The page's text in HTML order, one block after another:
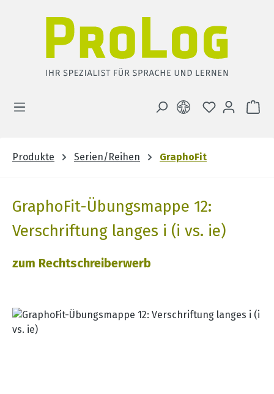
DU HAST 0
Produkte Serien/Reihen GraphoFit
GraphoFit-Übungsmappe 12:
Verschriftung langes i (i vs. ie)
zum Rechtschreiberwerb
Bildergalerie überspringen